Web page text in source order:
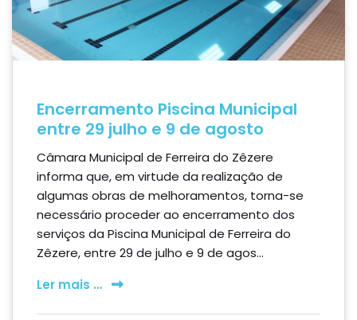
Encerramento Piscina Municipal
entre 29 julho e 9 de agosto
Câmara Municipal de Ferreira do Zêzere
informa que, em virtude da realização de
algumas obras de melhoramentos, torna-se
necessário proceder ao encerramento dos
serviços da Piscina Municipal de Ferreira do
Zêzere, entre 29 de julho e 9 de agos...
Ler mais …